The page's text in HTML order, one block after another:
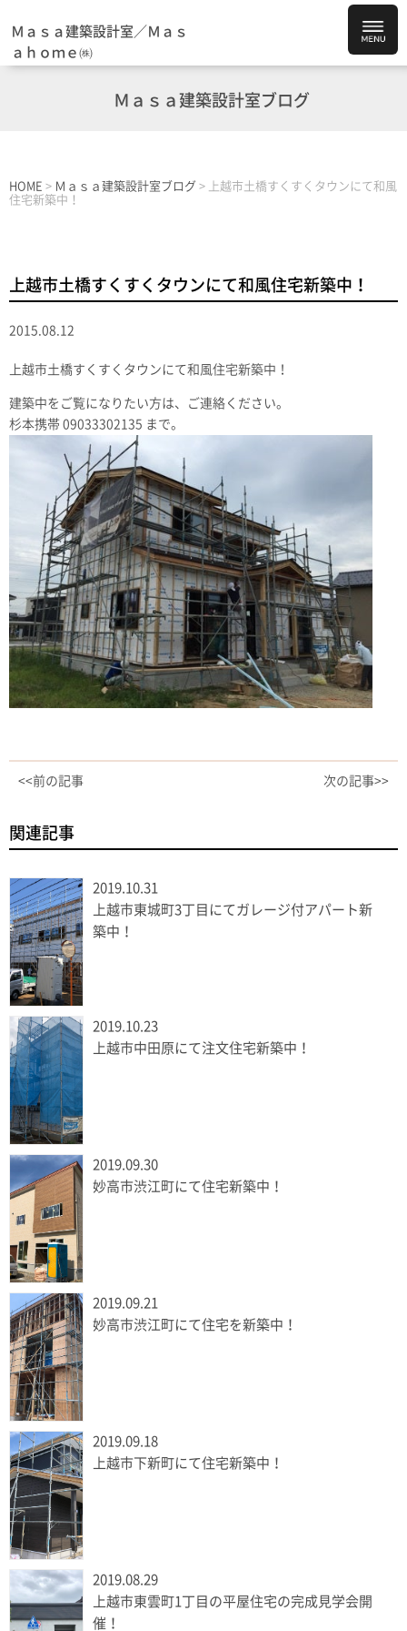
Ｍａｓａ建築設計室／Ｍａｓ
ａｈｏｍｅ㈱
Ｍａｓａ建築設計室ブログ
HOME > Ｍａｓａ建築設計室ブログ >
上越市土橋すくすくタウンにて和風
住宅新築中！
上越市土橋すくすくタウンにて和風住宅新築中！
2015.08.12
上越市土橋すくすくタウンにて和風住宅新築中！
建築中をご覧になりたい方は、ご連絡ください。
杉本携帯 09033302135 まで。
<<前の記事 次の記事>>
関連記事
2019.10.31
上越市東城町3丁目にてガレージ付アパート新
築中！
2019.10.23
上越市中田原にて注文住宅新築中！
2019.09.30
妙高市渋江町にて住宅新築中！
2019.09.21
妙高市渋江町にて住宅を新築中！
2019.09.18
上越市下新町にて住宅新築中！
2019.08.29
上越市東雲町1丁目の平屋住宅の完成見学会開
催！